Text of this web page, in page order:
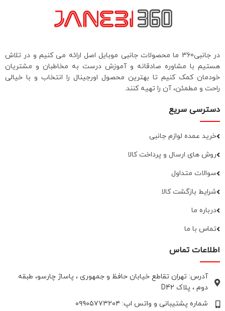
در جانبی360 ما محصولات جانبی موبایل اصل ارائه می کنیم و در تلاش
هستیم با مشاوره صادقانه و آموزش درست به مخاطبان و مشتریان
خودمان کمک کنیم تا بهترین محصول اورجینال را انتخاب و با خیالی
راحت و مطمئن، آن را تهیه کنند.
دسترسی سریع
خرید عمده لوازم جانبی
روش های ارسال و پرداخت کالا
سوالات متداول
شرایط بازگشت کالا
درباره ما
تماس با ما
اطلاعات تماس
آدرس: تهران تقاطع خیابان حافظ و جمهوری ، پاساژ چارسو، طبقه
دوم ، پلاک D42
شماره پشتیبانی و واتس اپ: ۰۹۹۰۵۷۷۳۲۰۴